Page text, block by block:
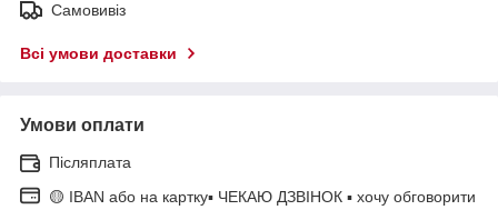
Самовивіз
Всі умови доставки
Умови оплати
Післяплата
🟡 IBAN або на картку▪ ЧЕКАЮ ДЗВІНОК ▪ хочу обговорити